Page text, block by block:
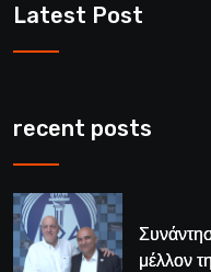
Latest Post
recent posts
μέλλον